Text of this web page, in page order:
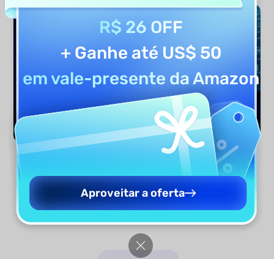
Gerar agora
R$ 26 OFF
+ Ganhe até US$ 50
em vale-presente da Amazon
Aproveitar a oferta